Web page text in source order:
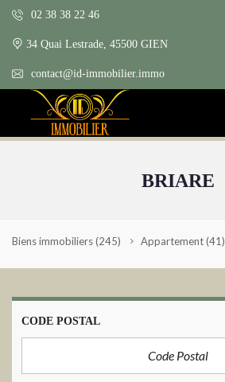
02 38 38 22 46
34 Quai Lestrade, 45500 GIEN
contact@id-immobilier.immo
BRIARE
Biens immobiliers(245) Appartement(41)
CODE POSTAL